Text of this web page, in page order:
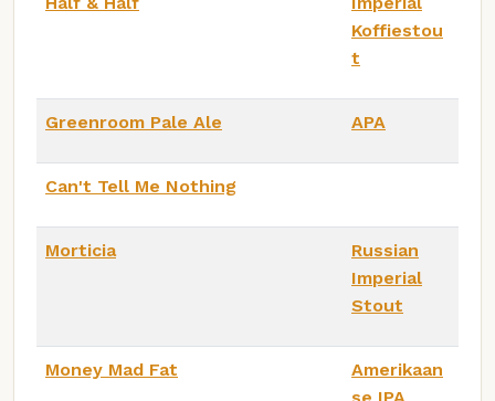
Koffiestou
t
Greenroom Pale Ale APA
Can't Tell Me Nothing
Morticia
Russian
Imperial
Stout
Money Mad Fat
Amerikaan